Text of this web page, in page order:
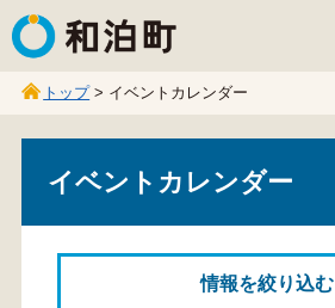
和泊町
トップ> イベントカレンダー
イベントカレンダー
情報を絞り込む